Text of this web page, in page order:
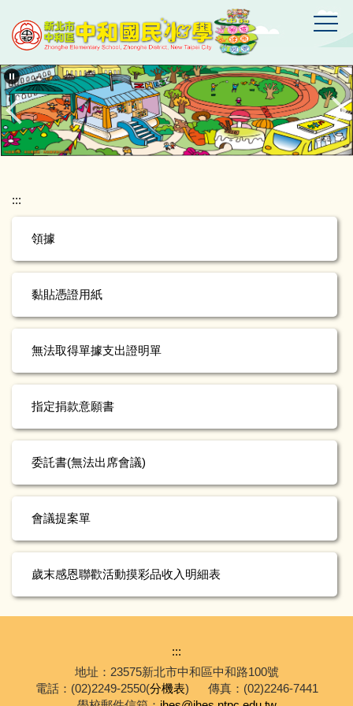
到
主
要
內
容
區
新
北
市
中
和
區
國
:::
領據
黏貼憑證用紙
無法取得單據支出證明單
指定捐款意願書
委託書(無法出席會議)
會議提案單
歲末感恩聯歡活動摸彩品收入明細表
:::
地址：23575新北市中和區中和路100號
電話：(02)2249-2550(分機表)
傳真：(02)2246-7441